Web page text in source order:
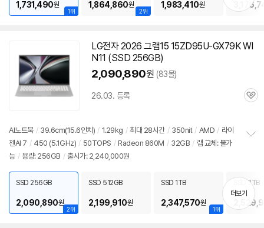
1위
1,731,490원
2위
1,864,860원 1,983,410원
LG전자 2026 그램15 15ZD95U-GX79K WI
N11 (SSD 256GB)
2,090,890원 (83몰)
26.03. 등록
관
AI노트북 / 39.6cm(15.6인치) / 1.29kg / 최대 28시간 / 350nit / AMD / 라이
젠AI 7 / 450 (5.1GHz) / 50TOPS / Radeon 860M / 32GB / 램 교체: 불가
능 / 용량: 256GB / 출시가: 2,240,000원
치
기
2위
SSD 256GB
2,090,890원
SSD 512GB
2,199,910원
1위
SSD 1TB
2,347,570원
SSD 2TB
더보기